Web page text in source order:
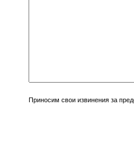
Приносим свои извинения за